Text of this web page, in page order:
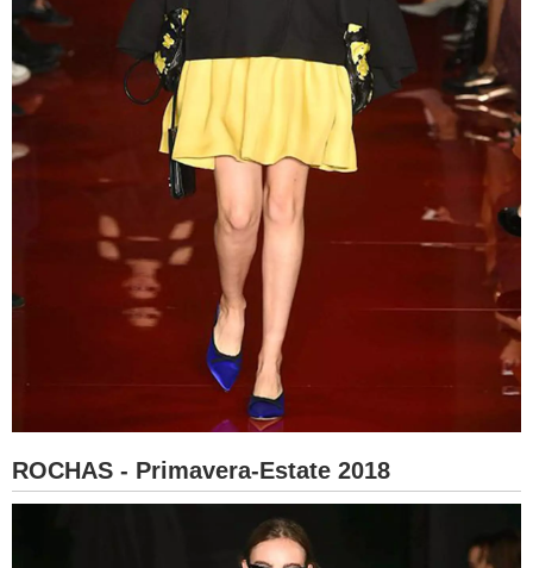
ROCHAS - Primavera-Estate 2018